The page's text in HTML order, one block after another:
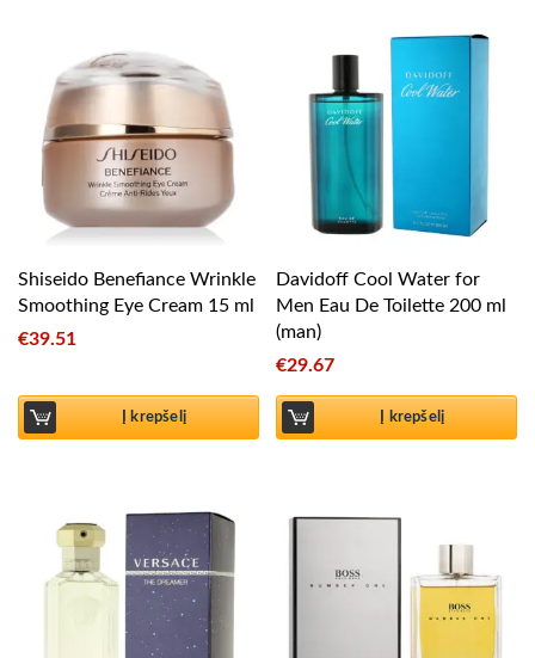
Shiseido Benefiance Wrinkle
Smoothing Eye Cream 15 ml
€39.51
Į krepšelį
Davidoff Cool Water for
Men Eau De Toilette 200 ml
(man)
€29.67
Į krepšelį